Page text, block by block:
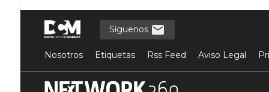
Síguenos
Nosotros Etiquetas Rss Feed Aviso Legal